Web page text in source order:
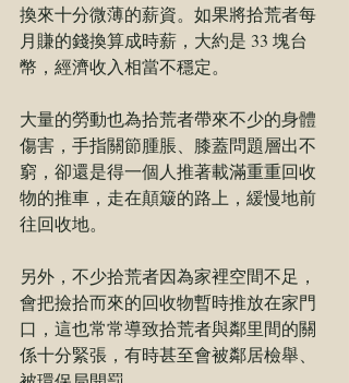
換來十分微薄的薪資。如果將拾荒者每
月賺的錢換算成時薪，大約是 33 塊台
幣，經濟收入相當不穩定。
大量的勞動也為拾荒者帶來不少的身體
傷害，手指關節腫脹、膝蓋問題層出不
窮，卻還是得一個人推著載滿重重回收
物的推車，走在顛簸的路上，緩慢地前
往回收地。
另外，不少拾荒者因為家裡空間不足，
會把撿拾而來的回收物暫時推放在家門
口，這也常常導致拾荒者與鄰里間的關
係十分緊張，有時甚至會被鄰居檢舉、